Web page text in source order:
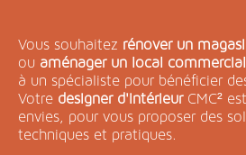
Vous souhaitez rénover un
ou aménager un local commercial
à un spécialiste pour bénéficier
Votre designer d'intérieurCMC²
envies, pour vous proposer des
techniques et pratiques.